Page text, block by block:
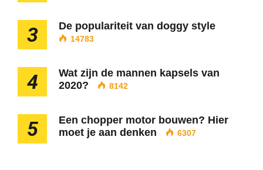
3 De populariteit van doggy style
14783
4
Wat zijn de mannen kapsels van
2020?
8142
5
Een chopper motor bouwen? Hier
moet je aan denken
6307